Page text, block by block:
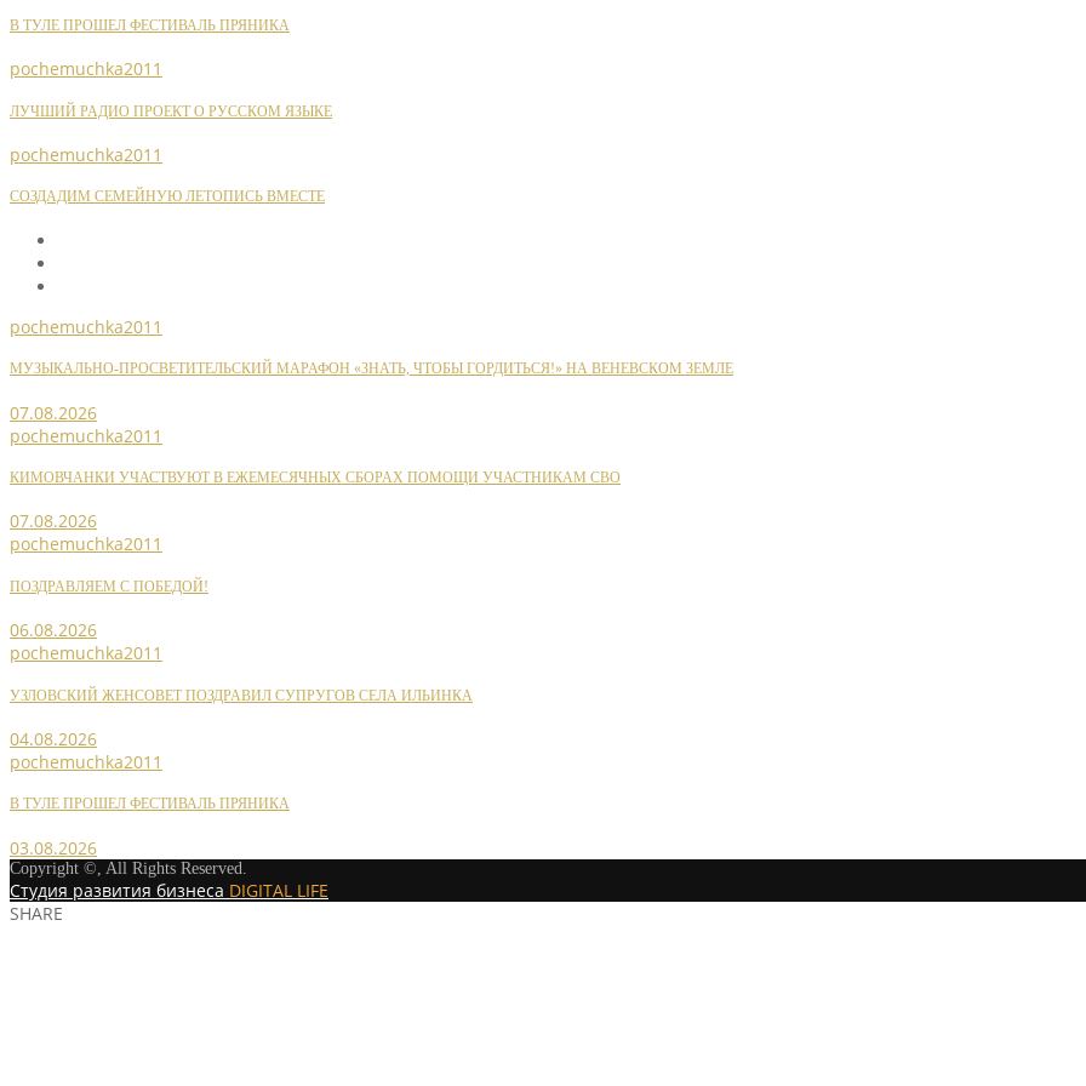
В ТУЛЕ ПРОШЕЛ ФЕСТИВАЛЬ ПРЯНИКА
pochemuchka2011
ЛУЧШИЙ РАДИО ПРОЕКТ О РУССКОМ ЯЗЫКЕ
pochemuchka2011
СОЗДАДИМ СЕМЕЙНУЮ ЛЕТОПИСЬ ВМЕСТЕ
pochemuchka2011
МУЗЫКАЛЬНО-ПРОСВЕТИТЕЛЬСКИЙ МАРАФОН «ЗНАТЬ, ЧТОБЫ ГОРДИТЬСЯ!» НА ВЕНЕВСКОМ ЗЕМЛЕ
07.08.2026
pochemuchka2011
КИМОВЧАНКИ УЧАСТВУЮТ В ЕЖЕМЕСЯЧНЫХ СБОРАХ ПОМОЩИ УЧАСТНИКАМ СВО
07.08.2026
pochemuchka2011
ПОЗДРАВЛЯЕМ С ПОБЕДОЙ!
06.08.2026
pochemuchka2011
УЗЛОВСКИЙ ЖЕНСОВЕТ ПОЗДРАВИЛ СУПРУГОВ СЕЛА ИЛЬИНКА
04.08.2026
pochemuchka2011
В ТУЛЕ ПРОШЕЛ ФЕСТИВАЛЬ ПРЯНИКА
03.08.2026
Copyright ©, All Rights Reserved.
Студия развития бизнеса DIGITAL LIFE
SHARE